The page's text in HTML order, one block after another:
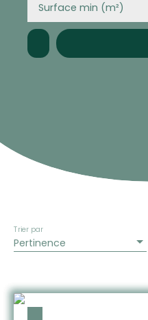
Surface min (m²)
Pertinence
Trier par